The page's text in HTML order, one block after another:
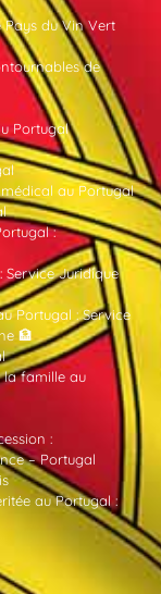
Pays du Vin Vert
de
Portugal
au Portugal
:
Service Juridique
Portugal : Service
🏦
la famille au
:
– Portugal
au Portugal :